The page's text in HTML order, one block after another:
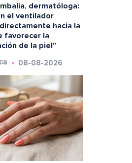
dermatóloga:
el ventilador
hacia la
favorecer la
de la piel"
08-08-2026